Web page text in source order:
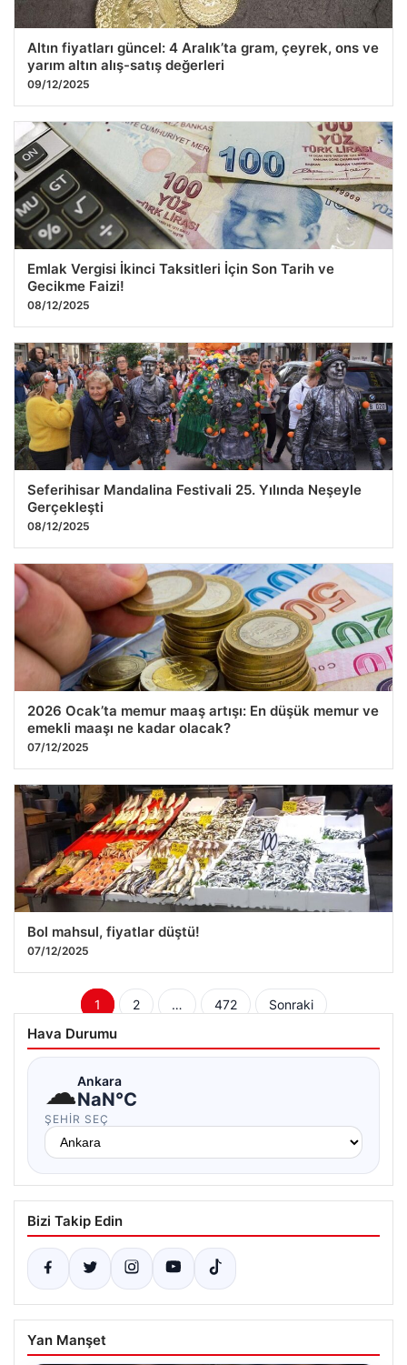
Altın fiyatları güncel: 4 Aralık’ta gram, çeyrek, ons ve
yarım altın alış-satış değerleri
09/12/2025
Emlak Vergisi İkinci Taksitleri İçin Son Tarih ve
Gecikme Faizi!
08/12/2025
Seferihisar Mandalina Festivali 25. Yılında Neşeyle
Gerçekleşti
08/12/2025
2026 Ocak’ta memur maaş artışı: En düşük memur ve
emekli maaşı ne kadar olacak?
07/12/2025
Bol mahsul, fiyatlar düştü!
07/12/2025
Yazı
sayfalaması
1 2 … 472 Sonraki
Hava Durumu
☁Ankara
NaN°C
ŞEHIR SEÇ
Bizi Takip Edin
Yan Manşet